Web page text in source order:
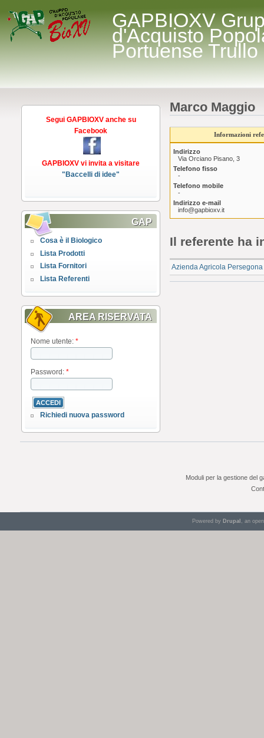
GAPBIOXV
d'Acquisto
Portuense Trullo
Segui GAPBIOXV anche su
Facebook
GAPBIOXV vi invita a visitare
"Baccelli di idee"
GAP
Cosa è il Biologico
Lista Prodotti
Lista Fornitori
Lista Referenti
AREA RISERVATA
Nome utente: *
Password: *
Richiedi nuova password
Marco Maggio
Informazioni
Indirizzo
Via Orciano Pisano, 3
Telefono fisso
-
Telefono mobile
-
Indirizzo e-mail
info@gapbioxv.it
Il referente ha
Azienda Agricola
Moduli per la gestione del
Powered by Drupal , an